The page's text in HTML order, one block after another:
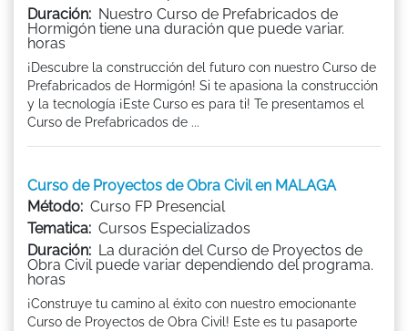
Duración: Nuestro Curso de Prefabricados de
Hormigón tiene una duración que puede variar.
horas
¡Descubre la construcción del futuro con nuestro Curso de
Prefabricados de Hormigón! Si te apasiona la construcción
y la tecnología ¡Este Curso es para ti! Te presentamos el
Curso de Prefabricados de ...
Curso de Proyectos de Obra Civil en MALAGA
Método: Curso FP Presencial
Tematica: Cursos Especializados
Duración: La duración del Curso de Proyectos de
Obra Civil puede variar dependiendo del programa.
horas
¡Construye tu camino al éxito con nuestro emocionante
Curso de Proyectos de Obra Civil! Este es tu pasaporte